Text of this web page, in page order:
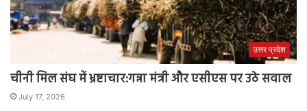
उत्तर प्रदेश
चीनी मिल संघ में भ्रष्टाचार:गन्ना मंत्री और एसीएस पर उठे सवाल
July 17, 2026